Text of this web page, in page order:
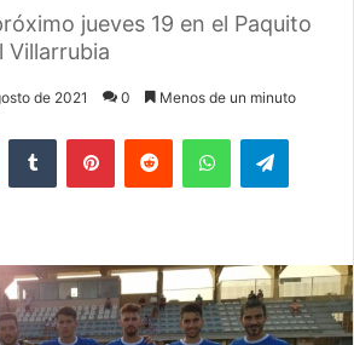
jueves 19 en el Paquito
Villarrubia
de 2021 0 Menos de un minuto